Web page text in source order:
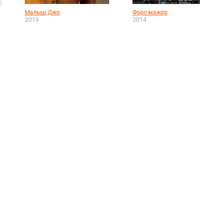
Малыш Джо
2019
Форс-мажор
2014